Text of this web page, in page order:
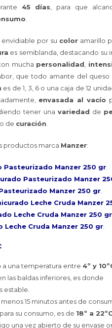
45 días, para que
.
envidiable por su coloramarillo
es semiblanda, destacando su
mucha personalidad,
que todo amante del queso
es de 1, 3, 6 o una caja de 12
envasada al vacío
tener una variedad de
de curación.
productos marca Manzer:
Pasteurizado Manzer 250 gr.
Pasteurizado Manzer
Manzer 250 gr.
Leche Cruda Manzer
Leche Cruda Manzer 250 gr
Leche Cruda Manzer 250 gr.
a una temperatura entre 4º y
las baldas inferiores, es donde
estable.
menos 15 minutos antes de
su consumo, es de 18º a
una vez abierto de su envase